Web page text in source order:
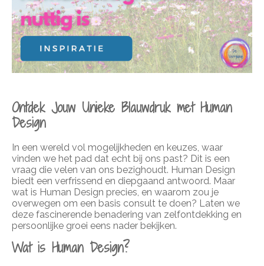
Ontdek Jouw Unieke Blauwdruk met Human
Design
In een wereld vol mogelijkheden en keuzes, waar
vinden we het pad dat echt bij ons past? Dit is een
vraag die velen van ons bezighoudt. Human Design
biedt een verfrissend en diepgaand antwoord. Maar
wat is Human Design precies, en waarom zou je
overwegen om een basis consult te doen? Laten we
deze fascinerende benadering van zelfontdekking en
persoonlijke groei eens nader bekijken.
Wat is Human Design?